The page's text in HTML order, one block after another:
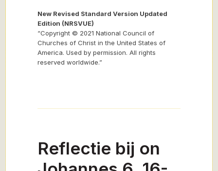
New Revised Standard Version Updated
Edition (NRSVUE)
“Copyright © 2021 National Council of
Churches of Christ in the United States of
America. Used by permission. All rights
reserved worldwide.”
Reflectie bij on